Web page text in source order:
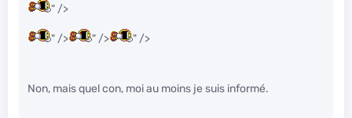
" />
" /> " /> " />
Non, mais quel con, moi au moins je suis informé.